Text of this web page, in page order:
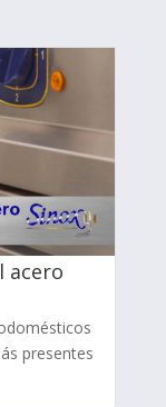
acero
presentes